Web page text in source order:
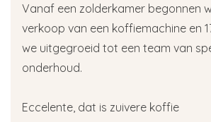
Vanaf een zolderkamer begonnen
verkoop van een koffiemachine en
we uitgegroeid tot een team van
onderhoud.
Eccelente, dat is zuivere koffie